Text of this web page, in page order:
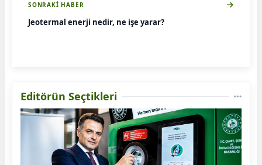
SONRAKI HABER
Jeotermal enerji nedir, ne işe yarar?
Editörün Seçtikleri